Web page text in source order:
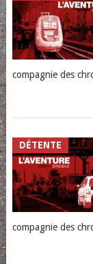
compagnie des
DÉTENTE
compagnie des